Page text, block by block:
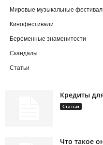
Мировые музыкальные
Кинофестивали
Беременные знаменитости
Скандалы
Статьи
Кредиты
Статьи
Что такое